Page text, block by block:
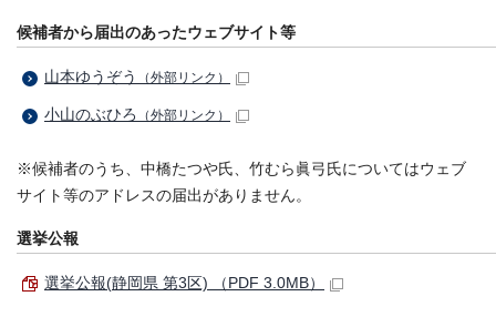
候補者から届出のあったウェブサイト等
山本ゆうぞう （外部リンク）
小山のぶひろ （外部リンク）
※候補者のうち、中橋たつや氏、竹むら眞弓氏についてはウェブ
サイト等のアドレスの届出がありません。
選挙公報
選挙公報(静岡県 第3区) （PDF 3.0MB）